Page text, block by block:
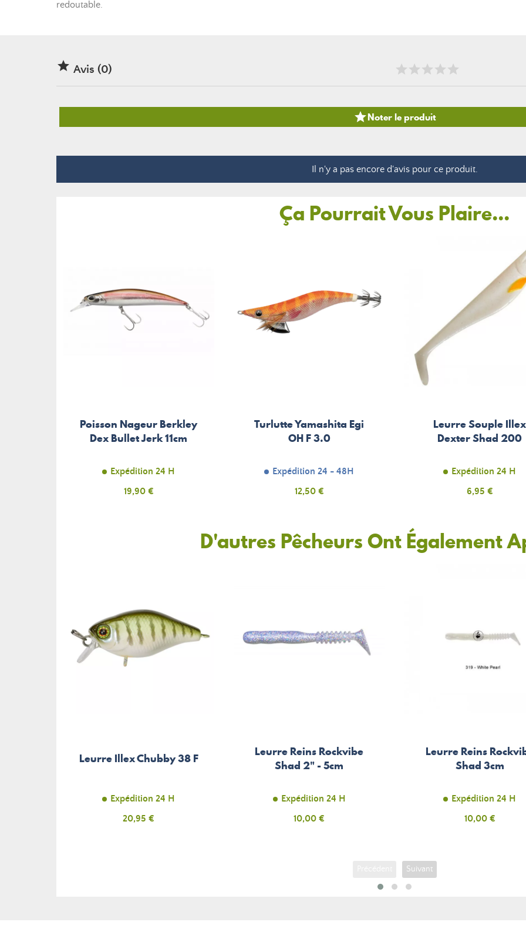
redoutable.
 Avis (0)
Noter le produit
Il n'y a pas encore d'avis pour ce produit.
Ça Pourrait Vous Plaire...
Poisson Nageur Berkley
Dex Bullet Jerk 11cm
Expédition 24 H
Prix
19,90 €
Turlutte Yamashita Egi
OH F 3.0
Expédition 24 - 48H
Prix
12,50 €
Leurre Souple Illex
Dexter Shad 200
Expédition 24 H
Prix
6,95 €
D'autres Pêcheurs Ont Également
Leurre Illex Chubby 38 F
Expédition 24 H
Prix
20,95 €
Leurre Reins Rockvibe
Shad 2" - 5cm
Expédition 24 H
Prix
10,00 €
Leurre Reins
Shad 3cm
Expédition 24 H
Prix
10,00 €
Suivant